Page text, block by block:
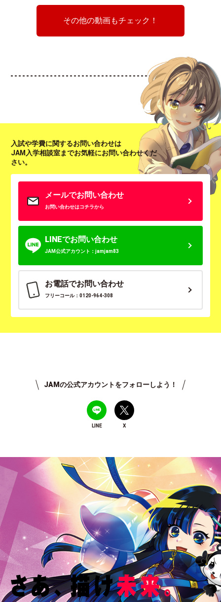
その他の動画もチェック！
入試や学費に関するお問い合わせは
JAM入学相談室までお気軽にお問い合わせくだ
さい。
メールでお問い合わせ
お問い合わせはコチラから
LINEでお問い合わせ
JAM公式アカウント：jamjam83
お電話でお問い合わせ
フリーコール：0120-964-308
JAMの公式アカウントをフォローしよう！
LINE X